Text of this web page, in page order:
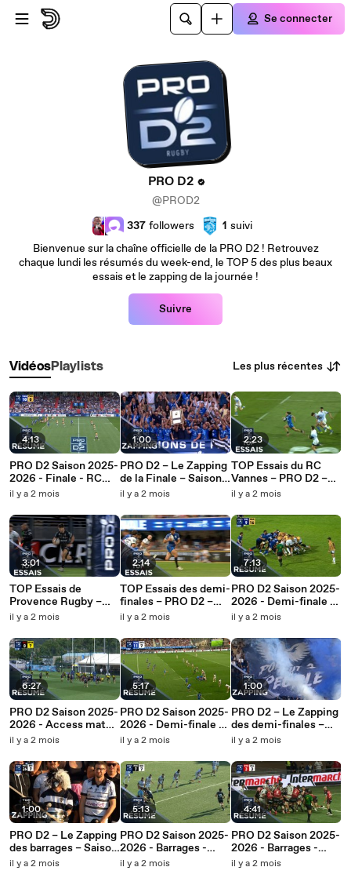
Passer au contenu principal
Se connecter
PRO D2
@PROD2
337 followers 1 suivi
Bienvenue sur la chaîne officielle de la PRO D2 ! Retrouvez
chaque lundi les résumés du week-end, le TOP 5 des plus beaux
essais et le zapping de la journée !
Suivre
VidéosPlaylists Les plus récentes
4:13
PRO D2 Saison 2025-
2026 - Finale - RC
Vannes - Provence
il y a 2 mois
3:01
TOP Essais de
Provence Rugby –
PRO D2 – Saison
il y a 2 mois
6:27
PRO D2 Saison 2025-
2026 - Access match
- Stade Niçois Rugby
Rugby
il y a 2 mois
1:00
PRO D2 – Le Zapping
des barrages – Saison
2025-2026
il y a 2 mois
1:00
PRO D2 – Le Zapping
de la Finale – Saison
2025-2026
il y a 2 mois
2:14
TOP Essais des demi-
finales – PRO D2 –
Saison 2025-2026
il y a 2 mois
5:17
PRO D2 Saison 2025-
2026 - Demi-finale -
Résumé RC Vannes -
il y a 2 mois
5:13
PRO D2 Saison 2025-
2026 - Barrages -
Résumé Provence
il y a 2 mois
2:23
TOP Essais du RC
Vannes – PRO D2 –
Saison 2025-2026
il y a 2 mois
7:13
PRO D2 Saison 2025-
2026 - Demi-finale -
Résumé Colomiers
Rugby
il y a 2 mois
1:00
PRO D2 – Le Zapping
des demi-finales –
Saison 2025-2026
il y a 2 mois
4:41
PRO D2 Saison 2025-
2026 - Barrages -
Résumé Oyonnax
il y a 2 mois